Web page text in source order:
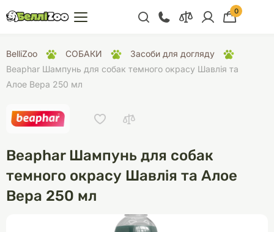
+38 (068) 300 91 91
Відділ продажу
+38 (068) 479 28
0
BelliZoo СОБАКИ
Засоби для догляду
Beaphar Шампунь для собак темного окрасу Шавлія та
Алое Вера 250 мл
Beaphar Шампунь для собак
темного окрасу Шавлія та Алое
Вера 250 мл